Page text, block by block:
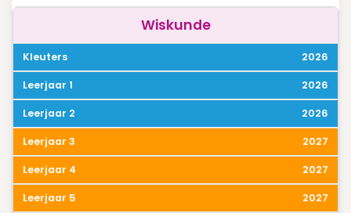
Wiskunde
2026
2026
2026
2027
2027
2027